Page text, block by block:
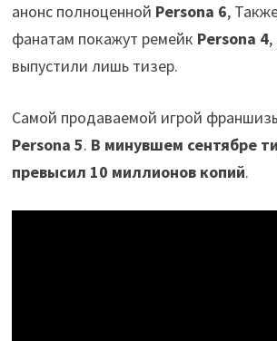
анонс полноценной Persona 6,
фанатам покажут ремейк Persona 4,
выпустили лишь тизер.
Самой продаваемой игрой
Persona 5. В минувшем сентябре
превысил 10 миллионов копий.